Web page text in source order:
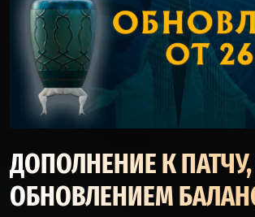
ДОПОЛНЕНИЕ К
ОБНОВЛЕНИЕМ